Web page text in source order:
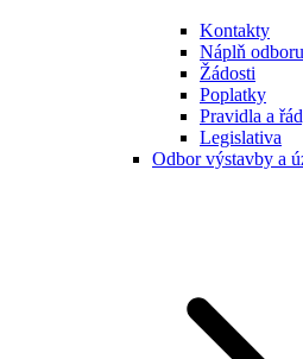
Kontakty
Náplň odboru
Žádosti
Poplatky
Pravidla a
Legislativa
Odbor výstavby a